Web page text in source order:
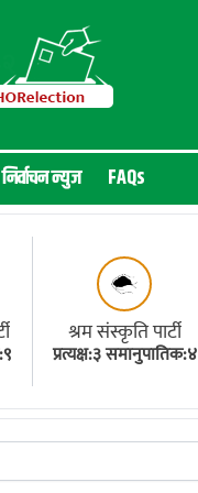
निर्वाचन न्युज FAQs
श्रम संस्कृति पार्टी
प्रत्यक्ष:३ समानुपातिक:४